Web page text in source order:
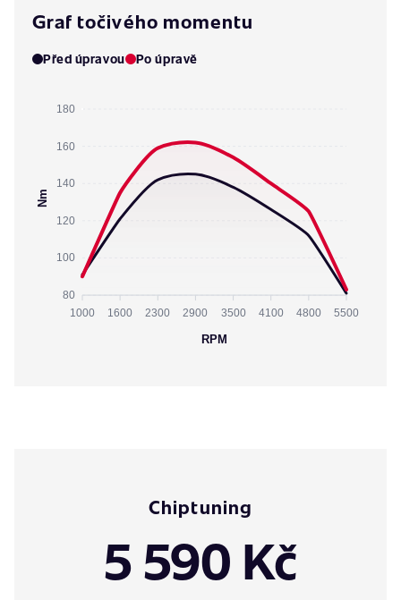
Graf točivého momentu
Před úpravou Po úpravě
180
160
140
120
100
80
Nm
1000 1600 2300 2900 3500 4100 4800 5500
RPM
Chiptuning
5 590 Kč